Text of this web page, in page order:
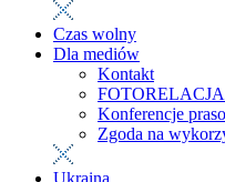
Czas wolny
Dla mediów
Kontakt
Konferencje
Zgoda na
Ukraina